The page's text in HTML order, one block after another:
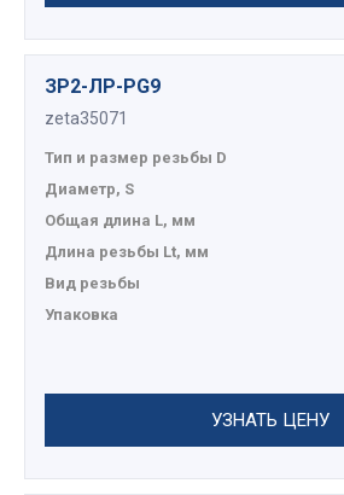
ЗР2-ЛР-PG9
zeta35071
Тип и размер резьбы D
Диаметр, S
Общая длина L, мм
Длина резьбы Lt, мм
Вид резьбы
Упаковка
УЗНАТЬ ЦЕНУ